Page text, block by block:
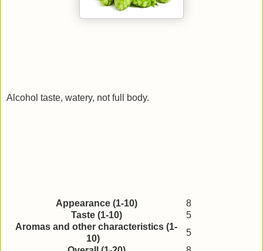
Alcohol taste, watery, not full body.
Appearance (1-10)
8
Taste (1-10)
5
Aromas and other characteristics (1-
10)
5